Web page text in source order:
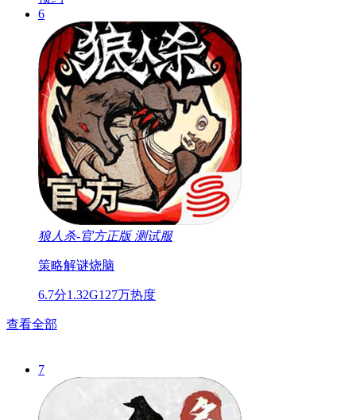
6
狼人杀-官方正版 测试服
策略解谜烧脑
6.7分1.32G127万热度
查看全部
7